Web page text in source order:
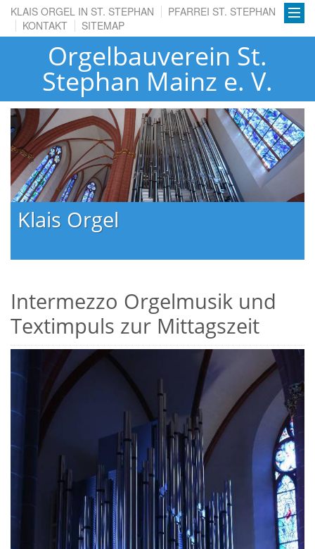
KLAIS ORGEL IN ST. STEPHAN
PFARREI ST. STEPHAN
KONTAKT
SITEMAP
Orgelbauverein St.
Stephan Mainz e. V.
Klais Orgel
Intermezzo Orgelmusik und
Textimpuls zur Mittagszeit